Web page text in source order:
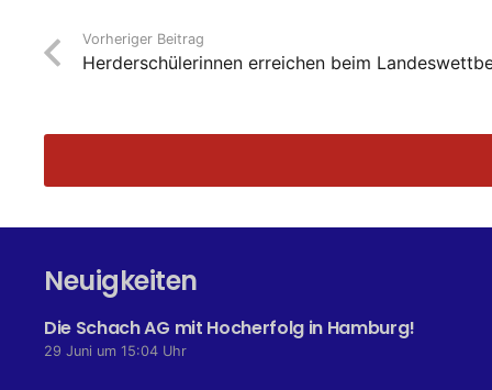
Vorheriger Beitrag
Herderschülerinnen erreichen beim
Neuigkeiten
Die Schach AG mit Hocherfolg in Hamburg!
29 Juni um 15:04 Uhr